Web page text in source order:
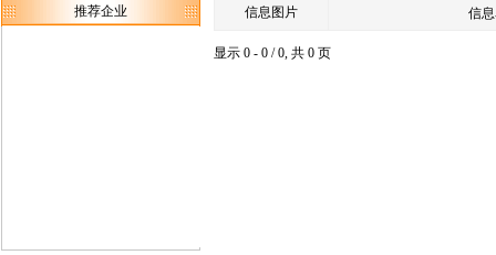
推荐企业 信息图片 信
显示 0 - 0 / 0, 共 0 页